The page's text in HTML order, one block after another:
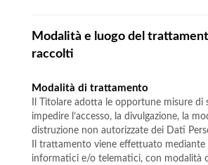
Modalità e luogo del
raccolti
Modalità di trattamento
Il Titolare adotta le opportune misure di
impedire l’accesso, la divulgazione, la
distruzione non autorizzate dei Dati
Il trattamento viene effettuato
informatici e/o telematici, con modalità